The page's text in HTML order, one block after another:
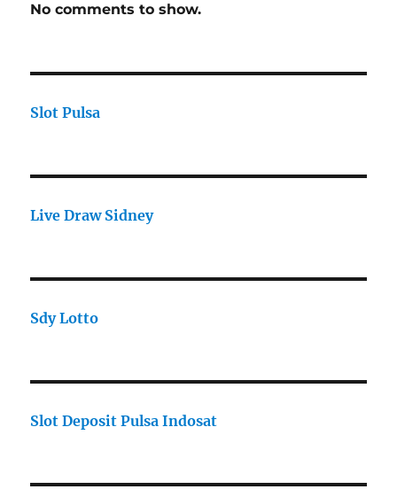
No comments to show.
Slot Pulsa
Live Draw Sidney
Sdy Lotto
Slot Deposit Pulsa Indosat